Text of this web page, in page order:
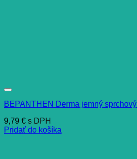
BEPANTHEN Derma jemný
9,79 € s DPH
Pridať do košíka